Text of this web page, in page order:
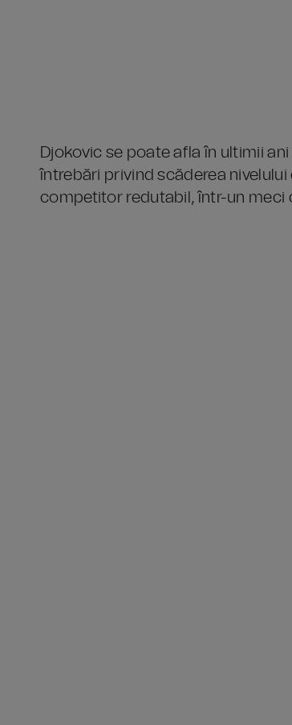
Djokovic se poate afla în ultimii
întrebări privind scăderea
competitor redutabil, într-un meci